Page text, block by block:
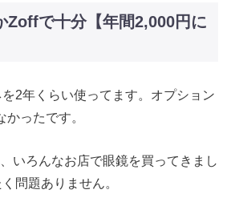
Zoffで十分【年間2,000円に
2年くらい使ってます。オプション
ったです。
いろんなお店で眼鏡を買ってきまし
問題ありません。